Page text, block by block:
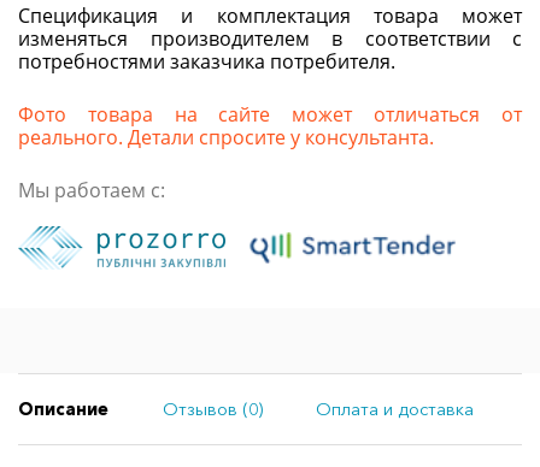
Спецификация и комплектация товара может
изменяться производителем в соответствии с
потребностями заказчика потребителя.
Фото товара на сайте может отличаться от
реального. Детали спросите у консультанта.
Мы работаем с:
Описание Отзывов (0) Оплата и доставка